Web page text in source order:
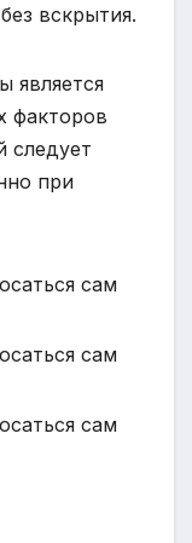
вскрытия.
является
факторов
следует
при